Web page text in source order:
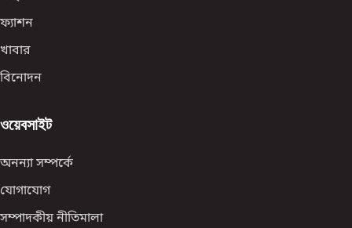
ফ্যাশন
খাবার
বিনোদন
ওয়েবসাইট
অনন্যা সম্পর্কে
যোগাযোগ
সম্পাদকীয় নীতিমালা